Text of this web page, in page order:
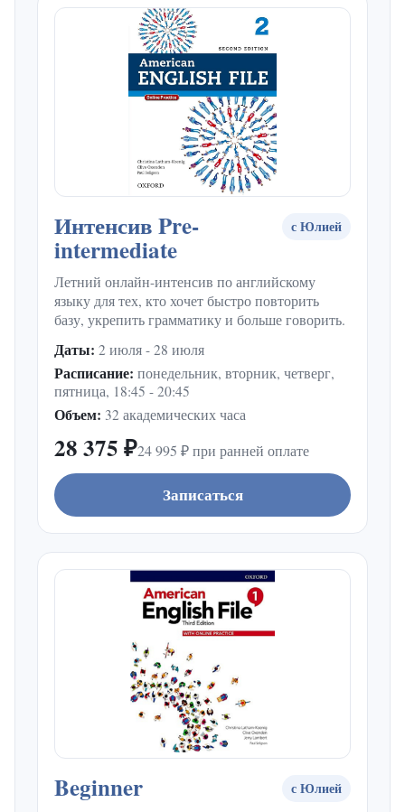
Интенсив Pre-
intermediate
с Юлией
Летний онлайн-интенсив по английскому
языку для тех, кто хочет быстро повторить
базу, укрепить грамматику и больше говорить.
Даты: 2 июля - 28 июля
Расписание: понедельник, вторник, четверг,
пятница, 18:45 - 20:45
Объем: 32 академических часа
28 375 ₽24 995 ₽ при ранней оплате
Записаться
Beginner с Юлией